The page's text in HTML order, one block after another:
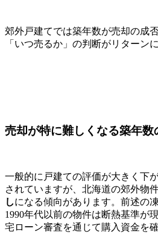
郊外戸建てでは築年数が売却の成
「いつ売るか」の判断がリターン
売却が特に難しくなる築年数
一般的に戸建ての評価が大きく下
されていますが、北海道の郊外物
しになる傾向があります。前述の
1990年代以前の物件は断熱基準が
宅ローン審査を通じて購入資金を